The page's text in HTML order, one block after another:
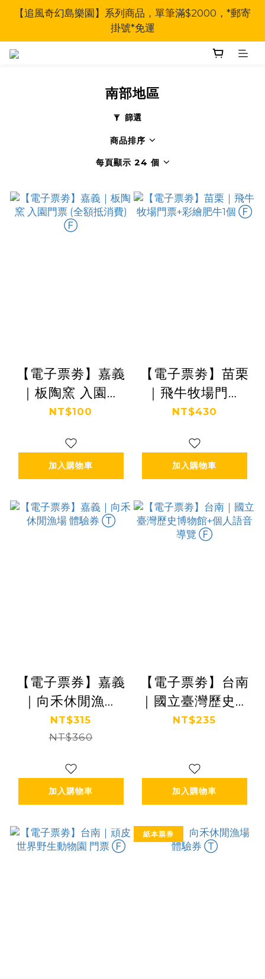
【追風奇幻島樂園】系列商品，單筆滿$2000，*郵寄
掛號*免運
南部地區
篩選
商品排序
每頁顯示 24 個
【電子票劵】嘉義
｜板陶窯 入園門
票 (全額抵消費)
NT$100
加入購物車
【電子票劵】苗栗
｜飛牛牧場門票
+彩繪肥牛1個 Ⓕ
NT$430
加入購物車
【電子票券】嘉義
｜向禾休閒漁場
體驗券 Ⓣ
NT$315
NT$360
加入購物車
【電子票劵】台南
｜國立臺灣歷史博
物館+個人語音導
NT$235
加入購物車
紙本票券